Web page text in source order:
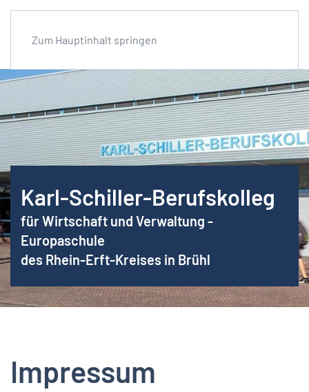
Zum Hauptinhalt springen
Karl-Schiller-Berufskolleg
für Wirtschaft und Verwaltung -
Europaschule
des Rhein-Erft-Kreises in Brühl
Impressum